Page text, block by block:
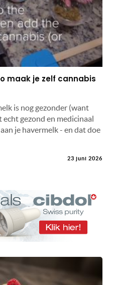
maak je zelf cannabis
is nog gezonder (want
gezond en medicinaal
je havermelk - en dat doe
23 juni 2026